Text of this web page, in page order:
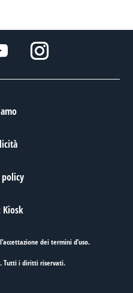
Kiosk
deitermini d’uso.
Tutti i diritti riservati.